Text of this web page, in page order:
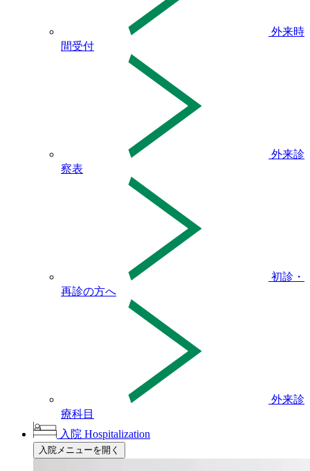
外来時
間受付
外来診
察表
初診・
再診の方へ
外来診
療科目
入院 Hospitalization
入院メニューを開く